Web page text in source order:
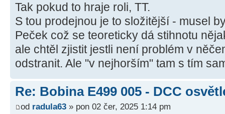
Tak pokud to hraje roli, TT.
S tou prodejnou je to složitější - musel
Peček což se teoreticky dá stihnotu
ale chtěl zjistit jestli není problém v
odstranit. Ale "v nejhorším" tam s tím
Re: Bobina E499 005 - DCC
od radula63 » pon 02 čer, 2025 1:14 pm